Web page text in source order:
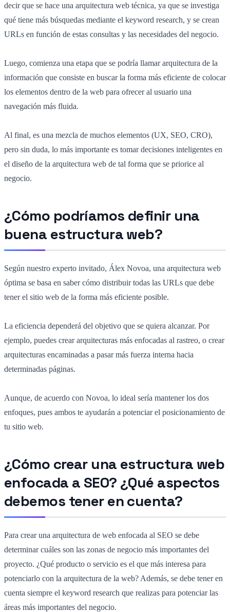
decir que se hace una arquitectura web técnica, ya que se investiga
qué tiene más búsquedas mediante el keyword research, y se crean
URLs en función de estas consultas y las necesidades del negocio.
Luego, comienza una etapa que se podría llamar arquitectura de la
información que consiste en buscar la forma más eficiente de colocar
los elementos dentro de la web para ofrecer al usuario una
navegación más fluida.
Al final, es una mezcla de muchos elementos (UX, SEO, CRO),
pero sin duda, lo más importante es tomar decisiones inteligentes en
el diseño de la arquitectura web de tal forma que se priorice al
negocio.
¿Cómo podríamos definir una
buena estructura web?
Según nuestro experto invitado, Álex Novoa, una arquitectura web
óptima se basa en saber cómo distribuir todas las URLs que debe
tener el sitio web de la forma más eficiente posible.
La eficiencia dependerá del objetivo que se quiera alcanzar. Por
ejemplo, puedes crear arquitecturas más enfocadas al rastreo, o crear
arquitecturas encaminadas a pasar más fuerza interna hacia
determinadas páginas.
Aunque, de acuerdo con Novoa, lo ideal sería mantener los dos
enfoques, pues ambos te ayudarán a potenciar el posicionamiento de
tu sitio web.
¿Cómo crear una estructura web
enfocada a SEO? ¿Qué aspectos
debemos tener en cuenta?
Para crear una arquitectura de web enfocada al SEO se debe
determinar cuáles son las zonas de negocio más importantes del
proyecto. ¿Qué producto o servicio es el que más interesa para
potenciarlo con la arquitectura de la web? Además, se debe tener en
cuenta siempre el keyword research que realizas para potenciar las
áreas más importantes del negocio.